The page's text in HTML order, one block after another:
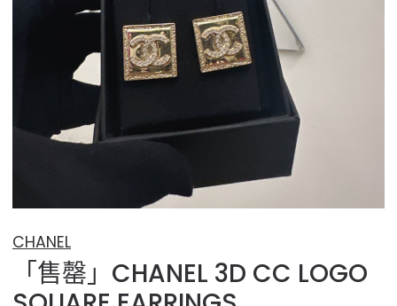
CHANEL
「售罄」CHANEL 3D CC LOGO